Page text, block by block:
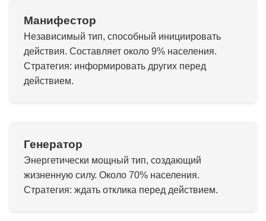
Манифестор
Независимый тип, способный инициировать
действия. Составляет около 9% населения.
Стратегия: информировать других перед
действием.
Генератор
Энергетически мощный тип, создающий
жизненную силу. Около 70% населения.
Стратегия: ждать отклика перед действием.